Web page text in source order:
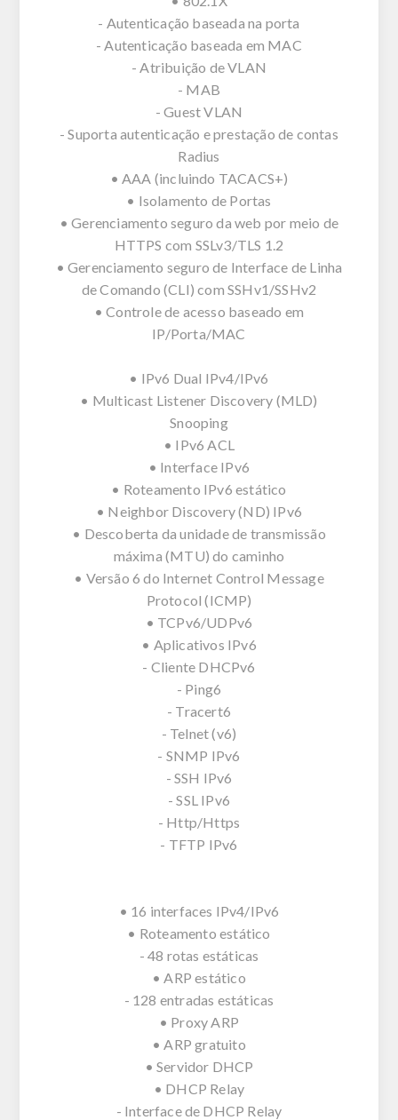
- Autenticação baseada na porta
- Autenticação baseada em MAC
- Atribuição de VLAN
- MAB
- Guest VLAN
- Suporta autenticação e prestação de contas
Radius
• AAA (incluindo TACACS+)
• Isolamento de Portas
• Gerenciamento seguro da web por meio de
HTTPS com SSLv3/TLS 1.2
• Gerenciamento seguro de Interface de Linha
de Comando (CLI) com SSHv1/SSHv2
• Controle de acesso baseado em
IP/Porta/MAC
• IPv6 Dual IPv4/IPv6
• Multicast Listener Discovery (MLD)
Snooping
• IPv6 ACL
• Interface IPv6
• Roteamento IPv6 estático
• Neighbor Discovery (ND) IPv6
• Descoberta da unidade de transmissão
máxima (MTU) do caminho
• Versão 6 do Internet Control Message
Protocol (ICMP)
• TCPv6/UDPv6
• Aplicativos IPv6
- Cliente DHCPv6
- Ping6
- Tracert6
- Telnet (v6)
- SNMP IPv6
- SSH IPv6
- SSL IPv6
- Http/Https
- TFTP IPv6
• 16 interfaces IPv4/IPv6
• Roteamento estático
- 48 rotas estáticas
• ARP estático
- 128 entradas estáticas
• Proxy ARP
• ARP gratuito
• Servidor DHCP
• DHCP Relay
- Interface de DHCP Relay